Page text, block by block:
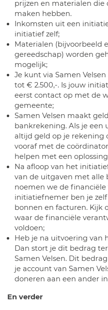
prijzen en materialen
maken hebben.
Inkomsten uit een
initiatief zelf;
Materialen (bijvoorbeeld
gereedschap) worden
mogelijk;
Je kunt via Samen
tot € 2.500,-. Is jouw
eerst contact op met de
gemeente;
Samen Velsen maakt
bankrekening. Als je
altijd geld op je rekening
vooraf met de
helpen met een
Na afloop van het
van de uitgaven met alle
noemen we de
initiatiefnemer ben je
bonnen en facturen. Kijk
waar de financiële
voldoen;
Heb je na uitvoering van
Dan stort je dit bedrag
Samen Velsen. Dit
je account van Samen
doneren aan een ander
En verder